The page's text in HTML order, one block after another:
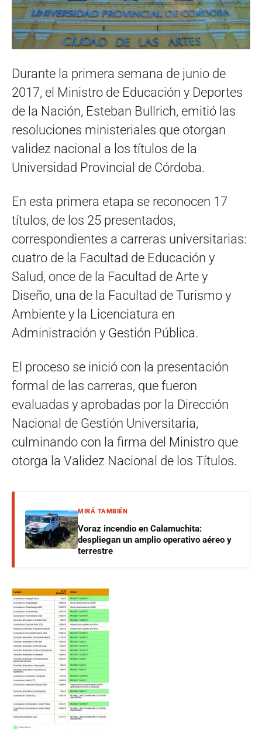
Durante la primera semana de junio de
2017, el Ministro de Educación y Deportes
de la Nación, Esteban Bullrich, emitió las
resoluciones ministeriales que otorgan
validez nacional a los títulos de la
Universidad Provincial de Córdoba.
En esta primera etapa se reconocen 17
títulos, de los 25 presentados,
correspondientes a carreras universitarias:
cuatro de la Facultad de Educación y
Salud, once de la Facultad de Arte y
Diseño, una de la Facultad de Turismo y
Ambiente y la Licenciatura en
Administración y Gestión Pública.
El proceso se inició con la presentación
formal de las carreras, que fueron
evaluadas y aprobadas por la Dirección
Nacional de Gestión Universitaria,
culminando con la firma del Ministro que
otorga la Validez Nacional de los Títulos.
MIRÁ TAMBIÉN
Voraz incendio en Calamuchita:
despliegan un amplio operativo aéreo y
terrestre